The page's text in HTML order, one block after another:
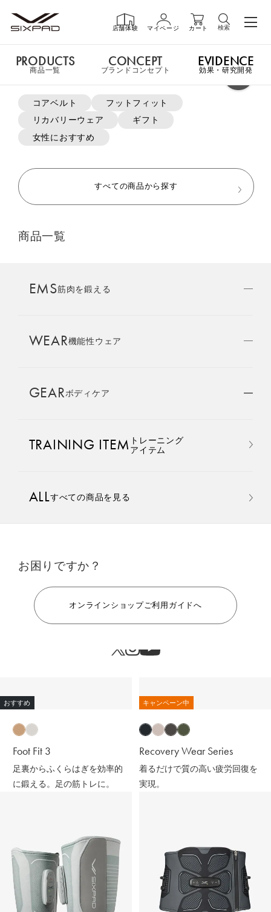
店舗体験 マイページ カート 検索
PRODUCTS商品一覧
GIFT ギフト
LIVE SHOPPING
AMBASSADOR
SIXPAD APP
COLUMN
LARGE ORDER⼤⼝注⽂窓⼝
MULTI EMS
よく検索されているキーワード
コアベルト
フットフィット
リカバリーウェア
ギフト
女性におすすめ
すべての商品から探す
商品一覧
EMS筋肉を鍛える
WEAR機能性ウェア
GEARボディケア
TRAINING ITEM トレーニング
アイテム
ALLすべての商品を見る
お困りですか？
オンラインショップご利用ガイドへ
PRODUCTS
商品一覧
CONCEPT
ブランドコンセプト
EVIDENCE
効果・研究開発
申し訳ございません。この商品には詳細情報がありません。
おすすめ商品・新商品はこちら
手軽に、パワフルに、進化。
おすすめ
Foot Fit 3
足裏からふくらはぎを効率的
に鍛える。足の筋トレに。
キャンペーン中
Recovery Wear Series
着るだけで質の高い疲労回復を
実現。